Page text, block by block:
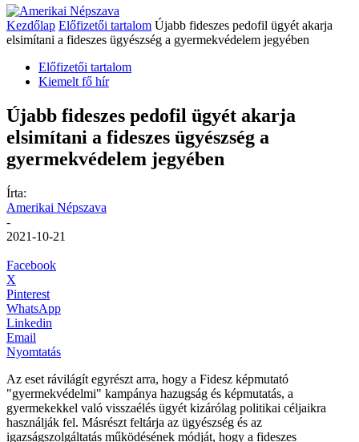
Kezdőlap Előfizetői tartalom Újabb fideszes pedofil ügyét akarja
elsimítani a fideszes ügyészség a gyermekvédelem jegyében
Előfizetői tartalom
Kiemelt fő hír
Újabb fideszes pedofil ügyét akarja
elsimítani a fideszes ügyészség a
gyermekvédelem jegyében
Írta:
Amerikai Népszava
-
2021-10-21
Facebook
X
Pinterest
WhatsApp
Linkedin
Email
Nyomtatás
Az eset rávilágít egyrészt arra, hogy a Fidesz képmutató
"gyermekvédelmi" kampánya hazugság és képmutatás, a
gyermekekkel való visszaélés ügyét kizárólag politikai céljaikra
használják fel. Másrészt feltárja az ügyészség és az
igazságszolgáltatás működésének módját, hogy a fideszes